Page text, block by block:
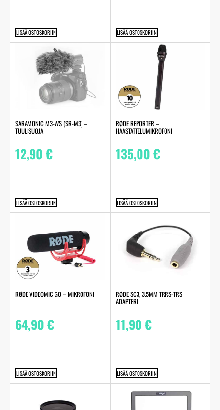
LISÄÄ OSTOSKORIIN LISÄÄ OSTOSKORIIN
SARAMONIC M3-WS (SR-M3) –
TUULISUOJA
12,90€
LISÄÄ OSTOSKORIIN
RØDE REPORTER –
HAASTATTELUMIKROFONI
135,00€
LISÄÄ OSTOSKORIIN
RØDE VIDEOMIC GO – MIKROFONI
64,90€
LISÄÄ OSTOSKORIIN
RØDE SC3, 3.5MM TRRS-TRS
ADAPTERI
11,90€
LISÄÄ OSTOSKORIIN